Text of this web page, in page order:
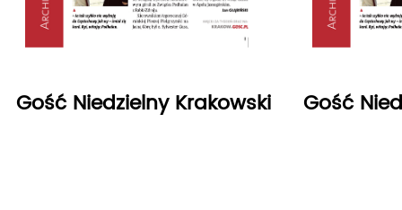
Gość Niedzielny Krakowski Gość